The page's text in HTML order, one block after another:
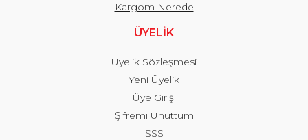
Kargom Nerede
ÜYELİK
Üyelik Sözleşmesi
Yeni Üyelik
Üye Girişi
Şifremi Unuttum
SSS